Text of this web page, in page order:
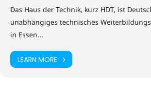
Das Haus der Technik, kurz HDT, ist
unabhängiges technisches
in Essen...
LEARN MORE